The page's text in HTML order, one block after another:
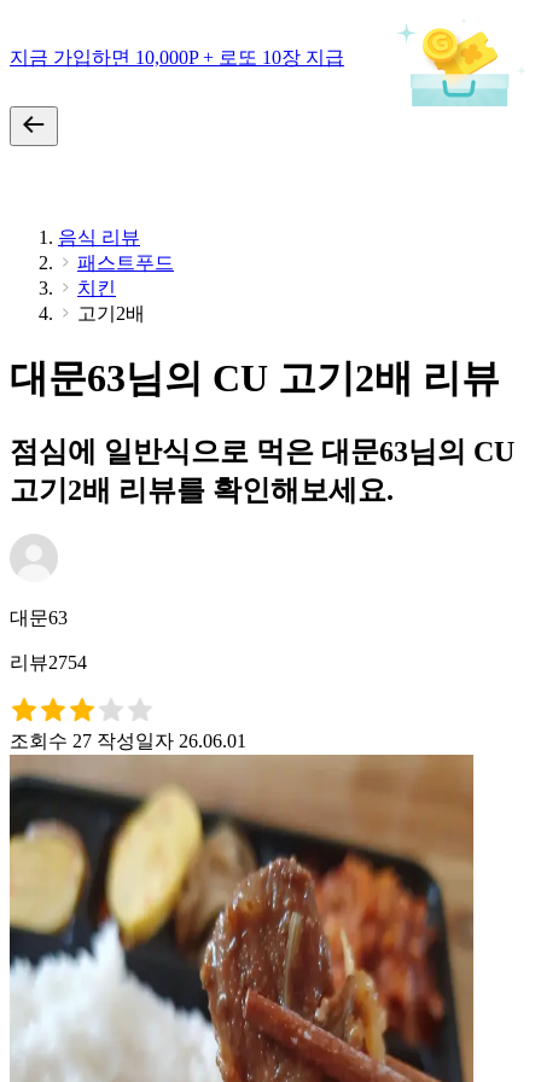
지금 가입하면 10,000P + 로또 10장 지급
음식 리뷰
패스트푸드
치킨
고기2배
대문63님의 CU 고기2배 리뷰
점심에 일반식으로 먹은 대문63님의 CU
고기2배 리뷰를 확인해보세요.
대문63
리뷰2754
조회수 27 작성일자 26.06.01